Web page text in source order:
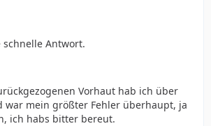
Antwort.
Vorhaut hab ich über
war mein größter Fehler überhaupt, ja
ich habs bitter bereut.